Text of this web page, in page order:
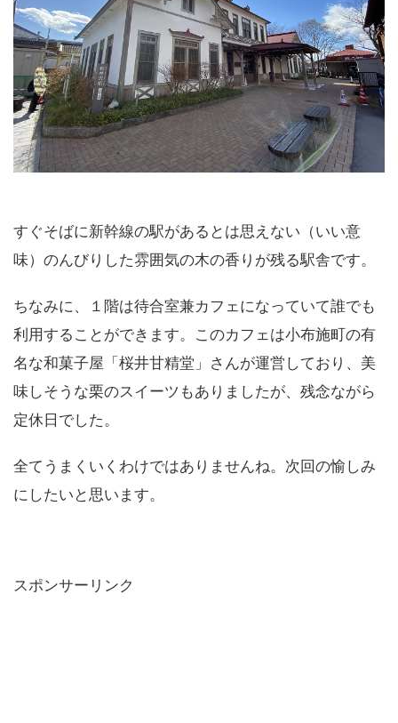
すぐそばに新幹線の駅があるとは思えない（いい意
味）のんびりした雰囲気の木の香りが残る駅舎です。
ちなみに、１階は待合室兼カフェになっていて誰でも
利用することができます。このカフェは小布施町の有
名な和菓子屋「桜井甘精堂」さんが運営しており、美
味しそうな栗のスイーツもありましたが、残念ながら
定休日でした。
全てうまくいくわけではありませんね。次回の愉しみ
にしたいと思います。
スポンサーリンク